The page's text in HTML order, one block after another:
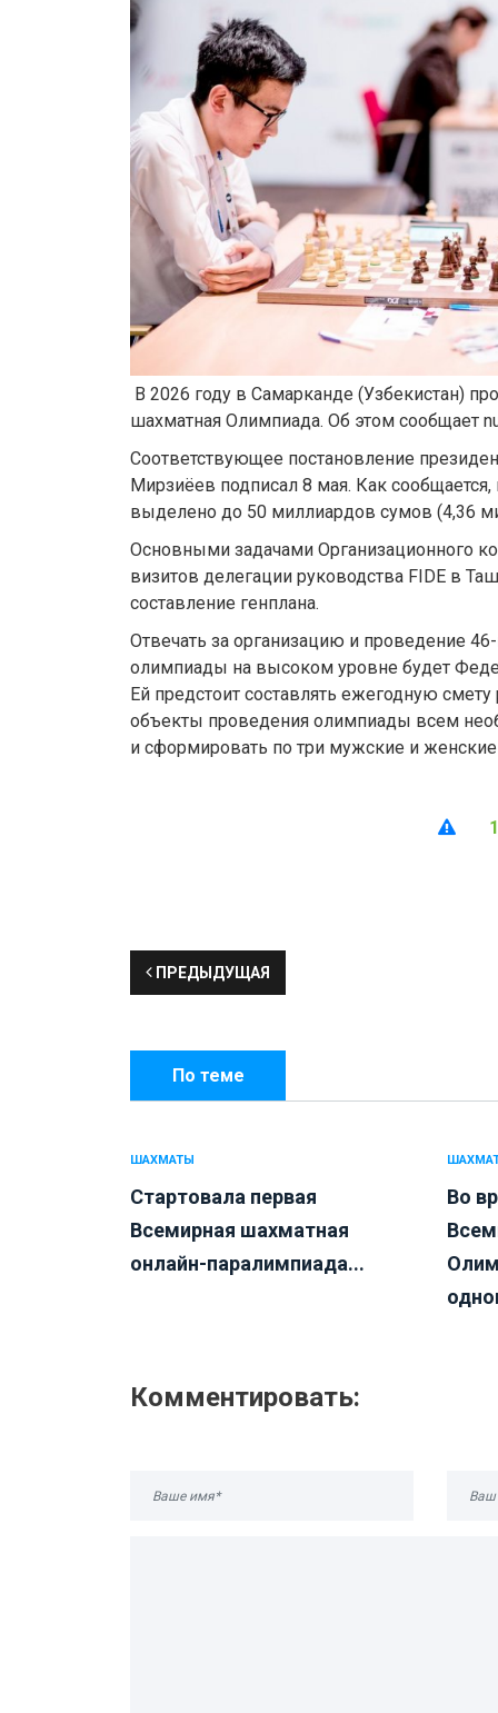
В 2026 году в Самарканде (Узбекистан)
шахматная Олимпиада. Об этом сообщает
Соответствующее постановление
Мирзиёев подписал 8 мая. Как
выделено до 50 миллиардов сумов (4,36
Основными задачами Организационного
визитов делегации руководства FIDE в
составление генплана.
Отвечать за организацию и проведение
олимпиады на высоком уровне будет
Ей предстоит составлять ежегодную смету
объекты проведения олимпиады всем
и сформировать по три мужские и
1
ПРЕДЫДУЩАЯ
По теме
ШАХМАТЫ
Стартовала первая
Всемирная шахматная
онлайн-паралимпиада...
Во
Комментировать: